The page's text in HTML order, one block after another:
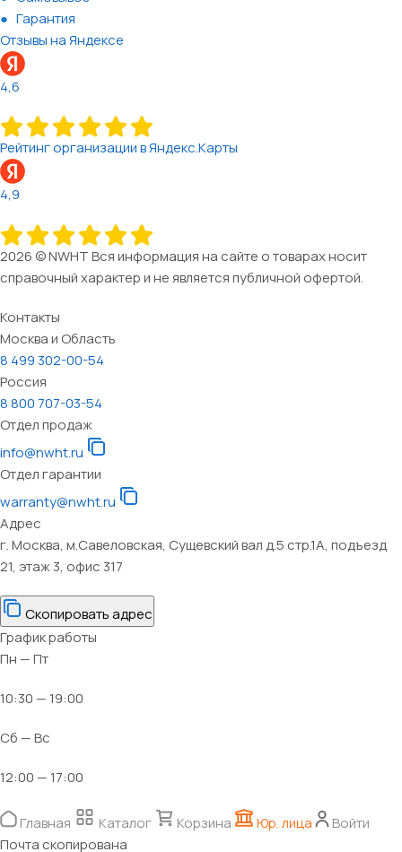
Гарантия
Отзывы на Яндексе
4,6
Рейтинг организации в Яндекс.Карты
4,9
2026 © NWHT Вся информация на сайте о товарах носит
справочный характер и не является публичной офертой.
Контакты
Москва и Область
8 499 302-00-54
Россия
8 800 707-03-54
Отдел продаж
info@nwht.ru
Отдел гарантии
warranty@nwht.ru
Адрес
г. Москва, м.Савеловская, Сущевский вал д.5 стр.1А, подъезд
21, этаж 3, офис 317
Скопировать адрес
График работы
Пн — Пт
10:30 — 19:00
Сб — Вс
12:00 — 17:00
Главная Каталог Корзина Юр. лица
Войти
Почта скопирована